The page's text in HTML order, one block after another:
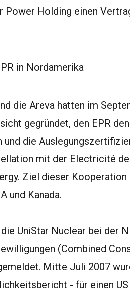
Power Holding einen
in Nordamerika
die Areva hatten im
gegründet, den EPR
und die
mit der Electricité
Ziel dieser
und Kanada.
UniStar Nuclear bei der
(Combined
Mitte Juli 2007
- für einen US